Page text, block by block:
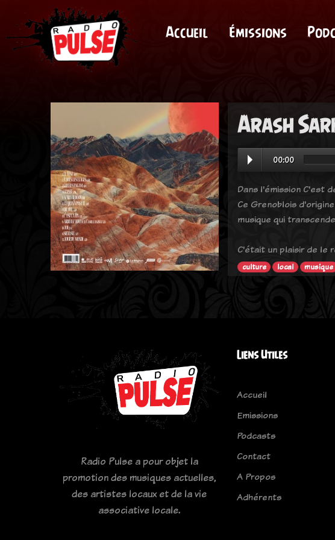
Accueil Émissions
Arash
00:00
Dans l'émission C'est
Ce Grenoblois
musique qui
C'était un plaisir de le
culture local musique
Radio Pulse a pour objet la
promotion des musiques actuelles,
des artistes locaux et de la vie
associative locale.
Liens Utiles
Accueil
Emissions
Podcasts
Contact
A Propos
Adhérents